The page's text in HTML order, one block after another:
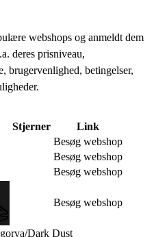
webshops og anmeldt dem
deres prisniveau,
brugervenlighed, betingelser,
Stjerner
Link
Besøg webshop
Besøg webshop
Besøg webshop
Besøg webshop
Dark Dust